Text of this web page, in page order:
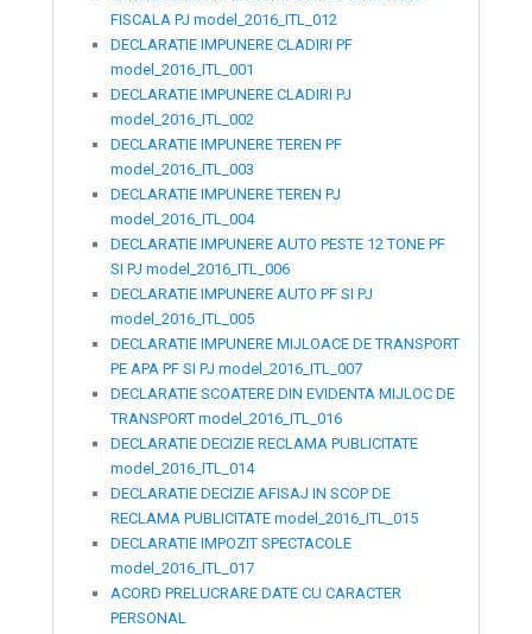
FISCALA PJ model_2016_ITL_012
DECLARATIE IMPUNERE CLADIRI PF
model_2016_ITL_001
DECLARATIE IMPUNERE CLADIRI PJ
model_2016_ITL_002
DECLARATIE IMPUNERE TEREN PF
model_2016_ITL_003
DECLARATIE IMPUNERE TEREN PJ
model_2016_ITL_004
DECLARATIE IMPUNERE AUTO PESTE 12 TONE PF
SI PJ model_2016_ITL_006
DECLARATIE IMPUNERE AUTO PF SI PJ
model_2016_ITL_005
DECLARATIE IMPUNERE MIJLOACE DE TRANSPORT
PE APA PF SI PJ model_2016_ITL_007
DECLARATIE SCOATERE DIN EVIDENTA MIJLOC DE
TRANSPORT model_2016_ITL_016
DECLARATIE DECIZIE RECLAMA PUBLICITATE
model_2016_ITL_014
DECLARATIE DECIZIE AFISAJ IN SCOP DE
RECLAMA PUBLICITATE model_2016_ITL_015
DECLARATIE IMPOZIT SPECTACOLE
model_2016_ITL_017
ACORD PRELUCRARE DATE CU CARACTER
PERSONAL